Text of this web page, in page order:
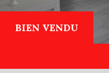
BIEN VENDU